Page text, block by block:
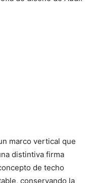
marco vertical que
distintiva firma
de techo
conservando la